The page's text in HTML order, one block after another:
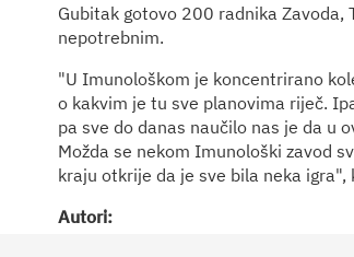
Gubitak gotovo 200 radnika Zavoda,
nepotrebnim.
"U Imunološkom je koncentrirano
o kakvim je tu sve planovima riječ.
pa sve do danas naučilo nas je da u
Možda se nekom Imunološki zavod
kraju otkrije da je sve bila neka igra",
Autori: